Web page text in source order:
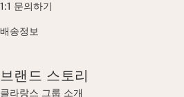
1:1 문의하기
배송정보
브랜드 스토리
클라랑스 그룹 소개